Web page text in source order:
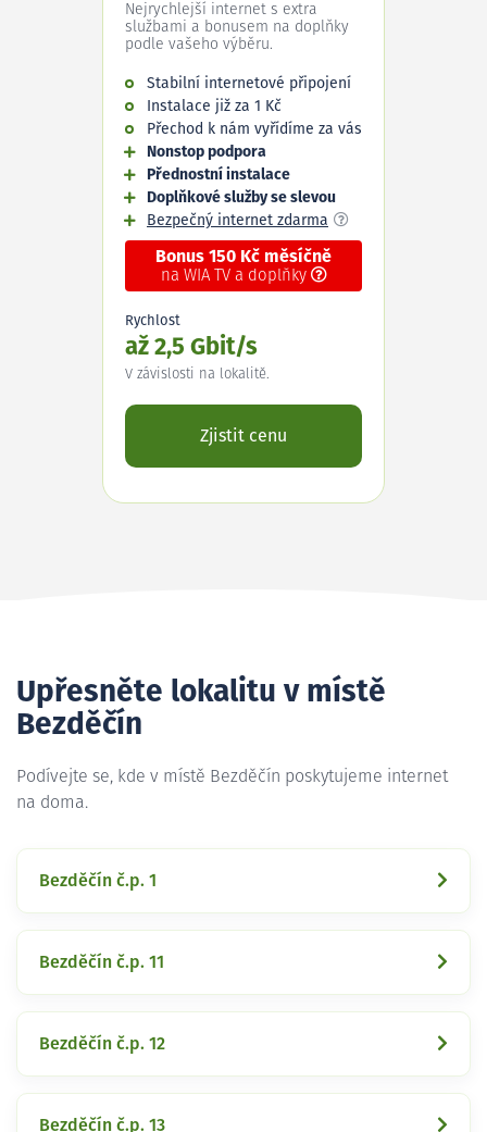
Nejrychlejší internet s extra
službami a bonusem na doplňky
podle vašeho výběru.
Stabilní internetové připojení
Instalace již za 1 Kč
Přechod k nám vyřídíme za vás
Nonstop podpora
Přednostní instalace
Doplňkové služby se slevou
Bezpečný internet zdarma
Bonus 150 Kč měsíčně
na WIA TV a doplňky
Rychlost
až 2,5 Gbit/s
V závislosti na lokalitě.
Zjistit cenu
Upřesněte lokalitu v místě
Bezděčín
Podívejte se, kde v místě Bezděčín poskytujeme internet
na doma.
Bezděčín č.p. 1
Bezděčín č.p. 11
Bezděčín č.p. 12
Bezděčín č.p. 13